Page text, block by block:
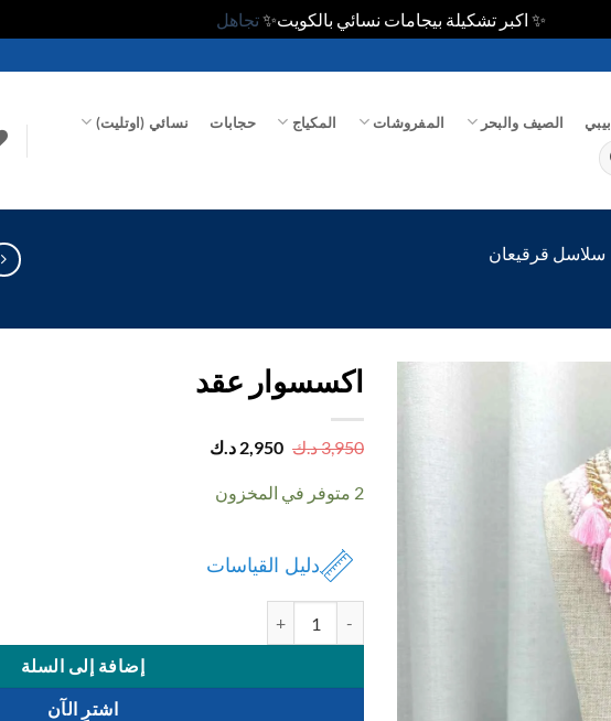
✨ اكبر تشكيلة بيجامات نسائي بالكويت✨تجاهل
بيبي الصيف والبحر المفروشات المكياج حجابات نسائي (اوتليت)
سلاسل قرقيعان
اكسسوار عقد
3,950د.ك السعر
الأصلي
هو:
3,950 د.ك.
2,950 د.كالسعر
2 متوفر في المخزون
دليل القياسات
إضافة إلى السلة
اشترِ الآن